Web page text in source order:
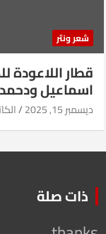
شعر ونثر
قطار اللاعودة
اسماعيل ودحمد
ديسمبر 15, 2025
ذات صلة